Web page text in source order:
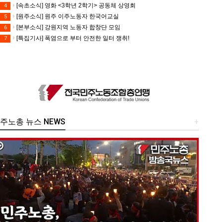
4 [속초소식] 영화 <3학년 2학기> 공동체 상영회
5 [원주소식] 원주 이주노동자 한국어교실
6 [본부소식] 강원지역 노동자 합창단 모임
7 [특집기사] 폭염으로 부터 안전한 일터 쟁취!
+
노총 뉴스 NEWS